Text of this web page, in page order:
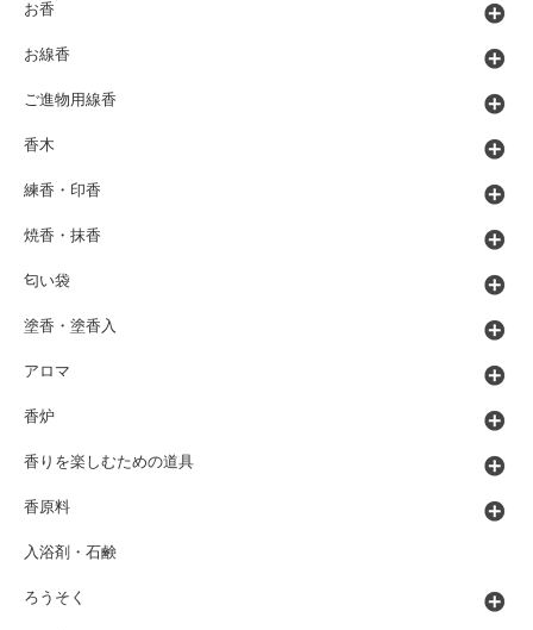
お香
お線香
ご進物用線香
香木
練香・印香
焼香・抹香
匂い袋
塗香・塗香入
アロマ
香炉
香りを楽しむための道具
香原料
入浴剤・石鹸
ろうそく